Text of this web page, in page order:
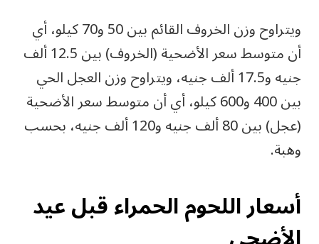
ويتراوح وزن الخروف القائم بين 50 و70 كيلو، أي
أن متوسط سعر الأضحية (الخروف) بين 12.5 ألف
جنيه و17.5 ألف جنيه، ويتراوح وزن العجل الحي
بين 400 و600 كيلو، أي أن متوسط سعر الأضحية
(عجل) بين 80 ألف جنيه و120 ألف جنيه، بحسب
وهبة.
أسعار اللحوم الحمراء قبل عيد